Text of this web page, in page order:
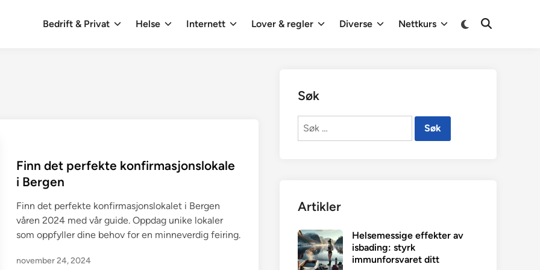
Bedrift & Privat Helse Internett Lover & regler Diverse Nettkurs
Switch
Open
Finn det perfekte konfirmasjonslokale
i Bergen
Finn det perfekte konfirmasjonslokalet i Bergen
våren 2024 med vår guide. Oppdag unike lokaler
som oppfyller dine behov for en minneverdig feiring.
november 24, 2024
Søk
Søk
Artikler
Helsemessige effekter av
isbading: styrk
immunforsvaret ditt